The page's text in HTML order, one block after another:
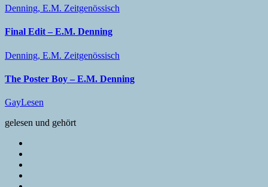
Denning, E.M. Zeitgenössisch
Final Edit – E.M. Denning
Denning, E.M. Zeitgenössisch
The Poster Boy – E.M. Denning
GayLesen
gelesen und gehört